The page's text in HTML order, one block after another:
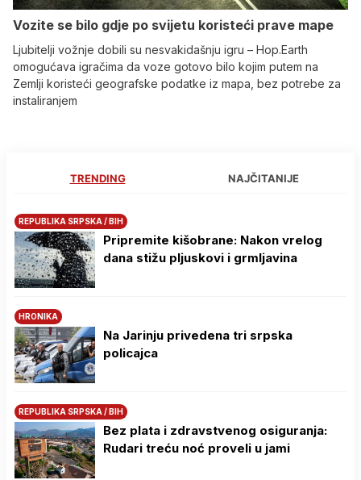
Vozite se bilo gdje po svijetu koristeći prave mape
Ljubitelji vožnje dobili su nesvakidašnju igru – Hop.Earth
omogućava igračima da voze gotovo bilo kojim putem na
Zemlji koristeći geografske podatke iz mapa, bez potrebe za
instaliranjem
TRENDING NAJČITANIJE
REPUBLIKA SRPSKA / BIH
Pripremite kišobrane: Nakon vrelog
dana stižu pljuskovi i grmljavina
HRONIKA
Na Јarinju privedena tri srpska
policajca
REPUBLIKA SRPSKA / BIH
Bez plata i zdravstvenog osiguranja:
Rudari treću noć proveli u jami